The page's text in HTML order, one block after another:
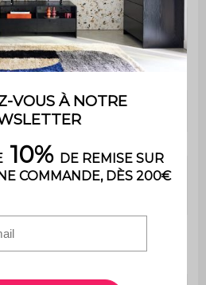
230 g/m²
230 g/m²
37 cm